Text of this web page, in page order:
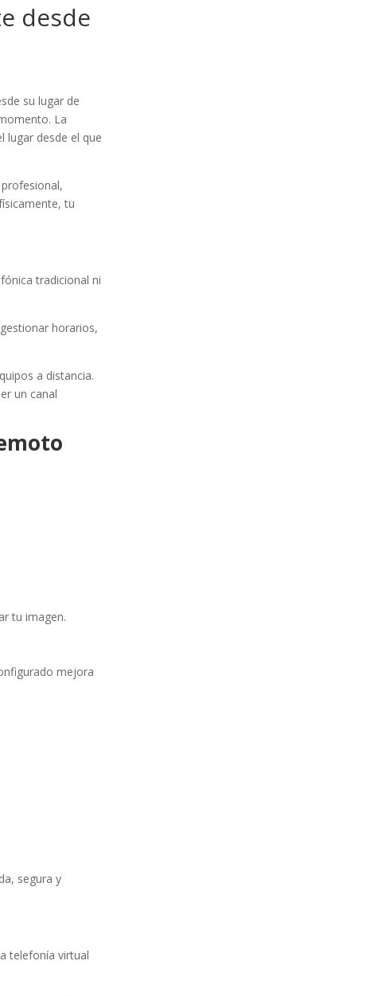
desde
su lugar de
La
lugar desde el que
tu
tradicional ni
horarios,
a distancia.
un canal
tu imagen.
mejora
segura y
telefonía virtual